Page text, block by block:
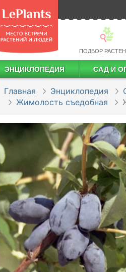
ПОДБОР
ЭНЦИКЛОПЕДИЯ САД И
Главная Энциклопедия
Жимолость съедобная